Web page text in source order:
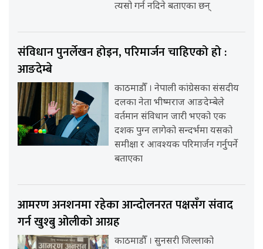
त्यसो गर्न नदिने बताएका छन्
संविधान पुनर्लेखन होइन, परिमार्जन चाहिएको हो :
आङदेम्बे
काठमाडौँ । नेपाली कांग्रेसका संसदीय
दलका नेता भीष्मराज आङदेम्बेले
वर्तमान संविधान जारी भएको एक
दशक पुग्न लागेको सन्दर्भमा यसको
समीक्षा र आवश्यक परिमार्जन गर्नुपर्ने
बताएका
आमरण अनशनमा रहेका आन्दोलनरत पक्षसँग संवाद
गर्न खुश्बु ओलीको आग्रह
काठमाडौँ । सुनसरी जिल्लाको